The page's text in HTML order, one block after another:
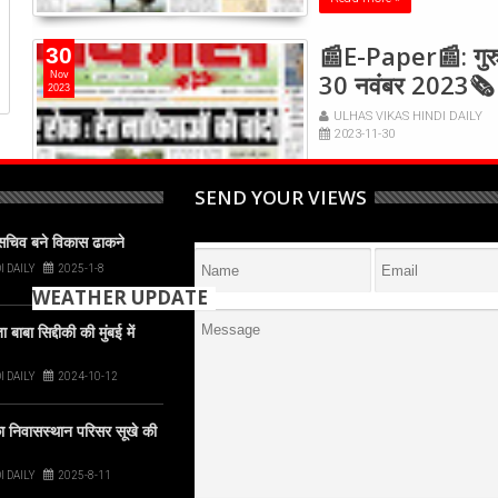
30
Nov
2023
📰E-Paper📰:
30 नवंबर 2023🗞
ULHAS VIKAS HINDI DAILY
2023-11-30
Read more »
View More About epaper
WEATHER UPDATE
+
+30°
Thane
बने विकास ढाकने
DAILY 2025-1-8
सिद्दीकी की मुंबई में
DAILY 2024-10-12
निवासस्थान परिसर सूखे की
DAILY 2025-8-11
SEND YOUR VIEWS